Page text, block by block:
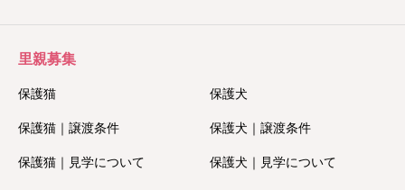
里親募集
保護猫 保護犬
保護猫｜譲渡条件 保護犬｜譲渡条件
保護猫｜見学について 保護犬｜見学について